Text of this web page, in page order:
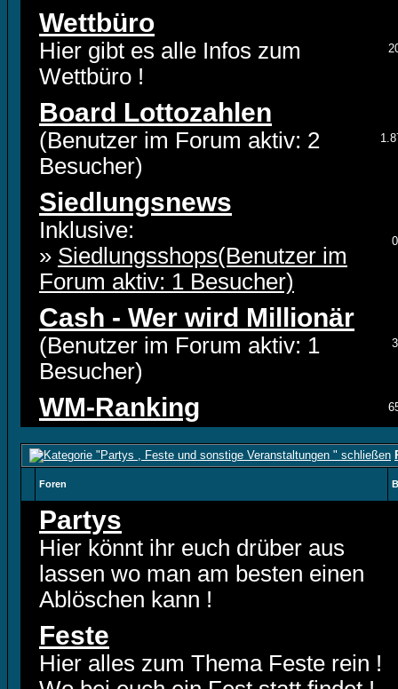
Wettbüro
Hier gibt es alle Infos zum
Wettbüro !
Board Lottozahlen
(Benutzer im Forum aktiv: 2
Besucher)
Siedlungsnews
Inklusive:
» Siedlungsshops(Benutzer im
Forum aktiv: 1 Besucher)
0
Cash - Wer wird Millionär
(Benutzer im Forum aktiv: 1
Besucher)
3
WM-Ranking
Foren
Partys
Hier könnt ihr euch drüber aus
lassen wo man am besten einen
Ablöschen kann !
Feste
Hier alles zum Thema Feste rein !